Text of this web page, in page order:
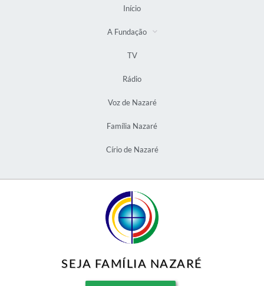
Início
A Fundação
TV
Rádio
Voz de Nazaré
Família Nazaré
Círio de Nazaré
SEJA FAMÍLIA NAZARÉ